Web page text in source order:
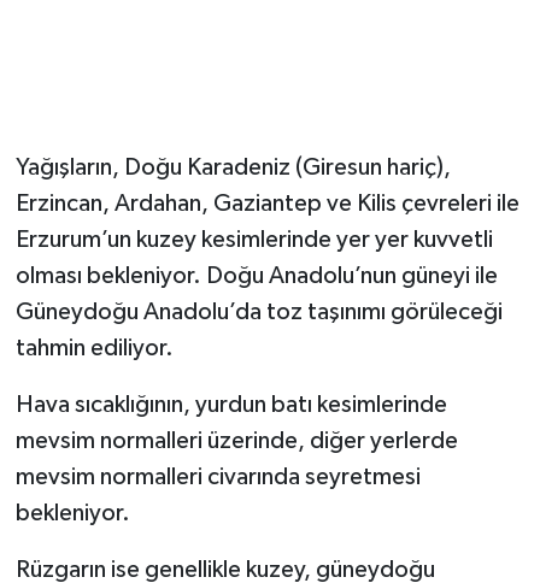
Yağışların, Doğu Karadeniz (Giresun hariç),
Erzincan, Ardahan, Gaziantep ve Kilis çevreleri ile
Erzurum’un kuzey kesimlerinde yer yer kuvvetli
olması bekleniyor. Doğu Anadolu’nun güneyi ile
Güneydoğu Anadolu’da toz taşınımı görüleceği
tahmin ediliyor.
Hava sıcaklığının, yurdun batı kesimlerinde
mevsim normalleri üzerinde, diğer yerlerde
mevsim normalleri civarında seyretmesi
bekleniyor.
Rüzgarın ise genellikle kuzey, güneydoğu